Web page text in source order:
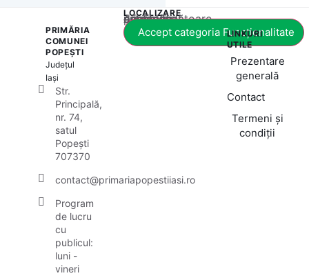
PRIMĂRIA
COMUNEI
POPEȘTI
Județul
Iași
Str.
Principală,
nr. 74,
satul
Popești
707370
contact@primariapopestiiasi.ro
Program
de lucru
cu
publicul:
luni -
vineri
LOCALIZARE
Acest conținut este blocat până când acceptați categoria corespunzătoare de cookie-uri.
Accept categoria Funcționalitate
LINKURI
UTILE
Prezentare
generală
Contact
Termeni și
condiții